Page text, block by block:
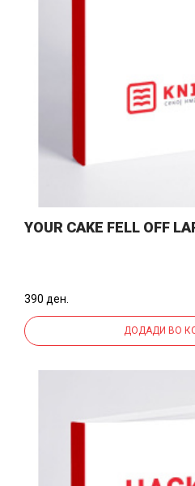
YOUR CAKE FELL OFF
390 ден.
ДОДАДИ ВО